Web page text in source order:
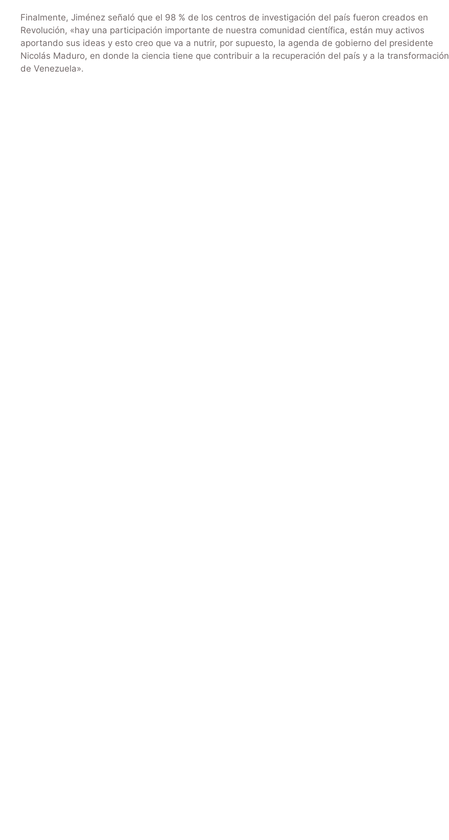
Finalmente, Jiménez señaló que el 98 % de los centros de investigación del país fueron creados en
Revolución, «hay una participación importante de nuestra comunidad científica, están muy activos
aportando sus ideas y esto creo que va a nutrir, por supuesto, la agenda de gobierno del presidente
Nicolás Maduro, en donde la ciencia tiene que contribuir a la recuperación del país y a la transformación
de Venezuela».